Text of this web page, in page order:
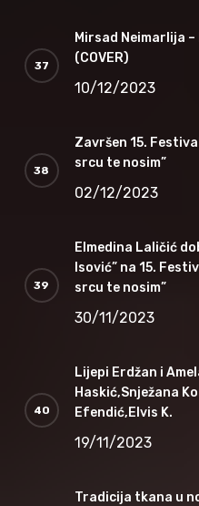
Mirsad Neimarlija
(COVER)
10/12/2023
Završen 15.
srcu te nosim”
02/12/2023
Elmedina Laličić
Isović” na 15.
srcu te nosim”
30/11/2023
Lijepi Erdžan i
Haskić,Snježana
Efendić,Elvis K.
19/11/2023
Tradicija tkana u